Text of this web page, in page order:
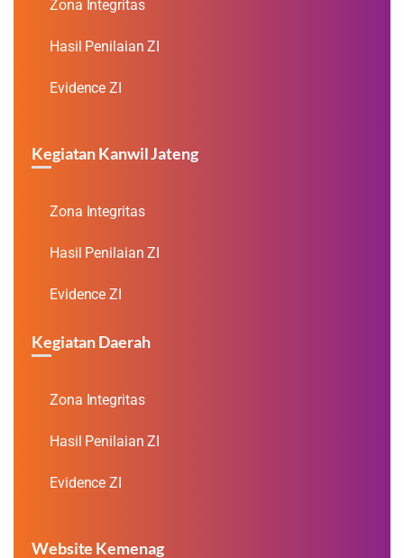
Zona Integritas
Hasil Penilaian ZI
Evidence ZI
Kegiatan Kanwil Jateng
Zona Integritas
Hasil Penilaian ZI
Evidence ZI
Kegiatan Daerah
Zona Integritas
Hasil Penilaian ZI
Evidence ZI
Website Kemenag